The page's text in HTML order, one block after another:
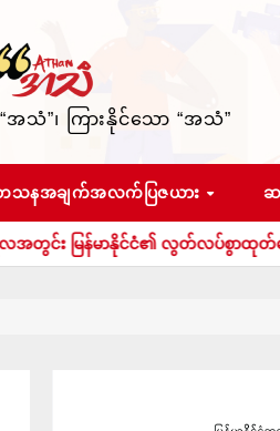
သံ”၊ ကြားနိုင်သော “အသံ”
သနအချက်အလက်ပြဇယား
မာနိုင်ငံ၏ လွတ်လပ်စွာထုတ်ဖော်ပြောဆိုခွင့်